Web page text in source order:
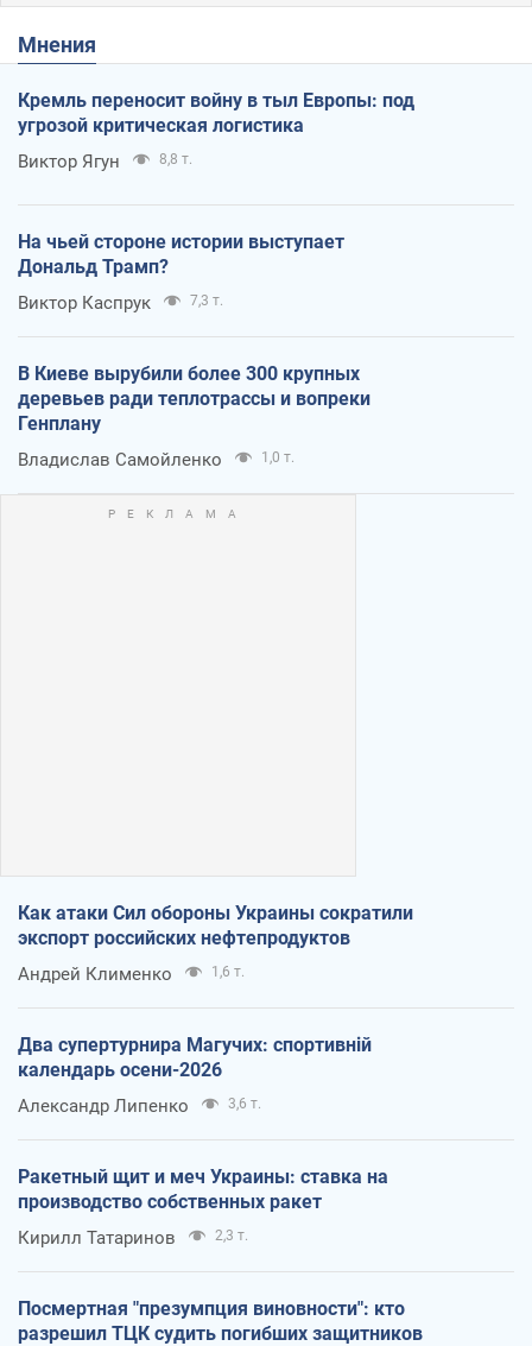
Мнения
Кремль переносит войну в тыл Европы: под
угрозой критическая логистика
Виктор Ягун 8,8 т.
На чьей стороне истории выступает
Дональд Трамп?
Виктор Каспрук 7,3 т.
В Киеве вырубили более 300 крупных
деревьев ради теплотрассы и вопреки
Генплану
Владислав Самойленко 1,0 т.
Как атаки Сил обороны Украины сократили
экспорт российских нефтепродуктов
Андрей Клименко 1,6 т.
Два супертурнира Магучих: спортивній
календарь осени-2026
Александр Липенко 3,6 т.
Ракетный щит и меч Украины: ставка на
производство собственных ракет
Кирилл Татаринов 2,3 т.
Посмертная "презумпция виновности": кто
разрешил ТЦК судить погибших защитников